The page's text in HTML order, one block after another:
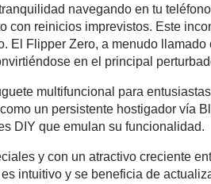
navegando en tu
con reinicios imprevistos. Este
El Flipper Zero, a menudo
en el principal
multifuncional para
un persistente hostigador vía
DIY que emulan su funcionalidad.
y con un atractivo creciente
intuitivo y se beneficia de